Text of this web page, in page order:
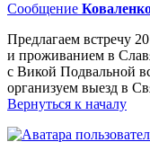
Сообщение
Предлагаем встречу
и проживанием в
с Викой Подвальной
организуем выезд в
Вернуться к началу